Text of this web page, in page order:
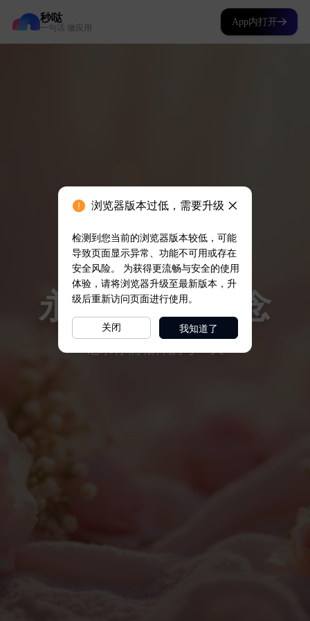
秒哒
一句话 做应用
App内打开
浏览器版本过低，需要升级
检测到您当前的浏览器版本较低，可能
导致页面显示异常、功能不可用或存在
安全风险。 为获得更流畅与安全的使用
体验，请将浏览器升级至最新版本，升
级后重新访问页面进行使用。
关闭 我知道了